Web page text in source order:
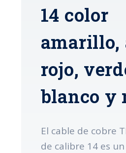
14 color
amarillo,
rojo,
blanco y
El cable de cobre
de calibre 14 es